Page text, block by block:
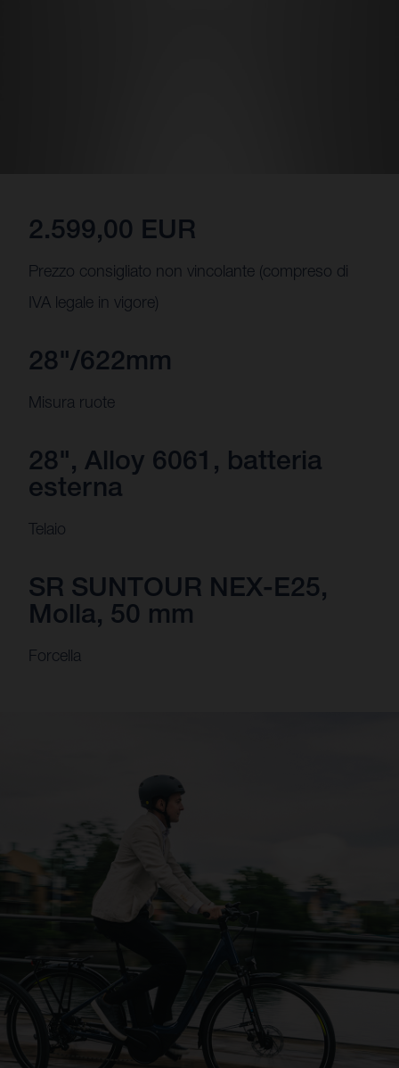
2.599,00 EUR
Prezzo consigliato non vincolante (compreso di
IVA legale in vigore)
28"/622mm
Misura ruote
28", Alloy 6061, batteria
esterna
Telaio
SR SUNTOUR NEX-E25,
Molla, 50 mm
Forcella